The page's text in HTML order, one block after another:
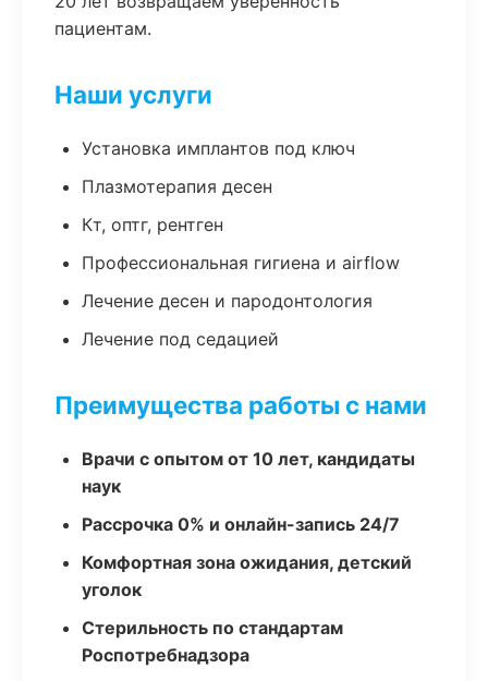
пациентам.
Наши услуги
Установка имплантов под ключ
Плазмотерапия десен
Кт, оптг, рентген
Профессиональная гигиена и airflow
Лечение десен и пародонтология
Лечение под седацией
Преимущества работы с нами
Врачи с опытом от 10 лет, кандидаты
наук
Рассрочка 0% и онлайн-запись 24/7
Комфортная зона ожидания, детский
уголок
Стерильность по стандартам
Роспотребнадзора